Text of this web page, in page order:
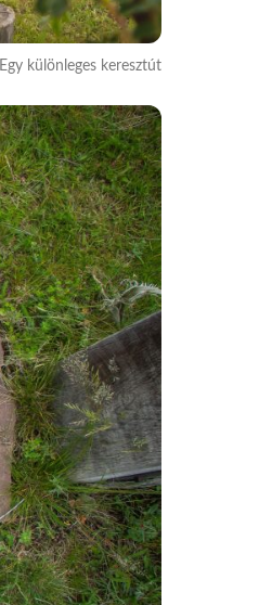
Egy különleges keresztút